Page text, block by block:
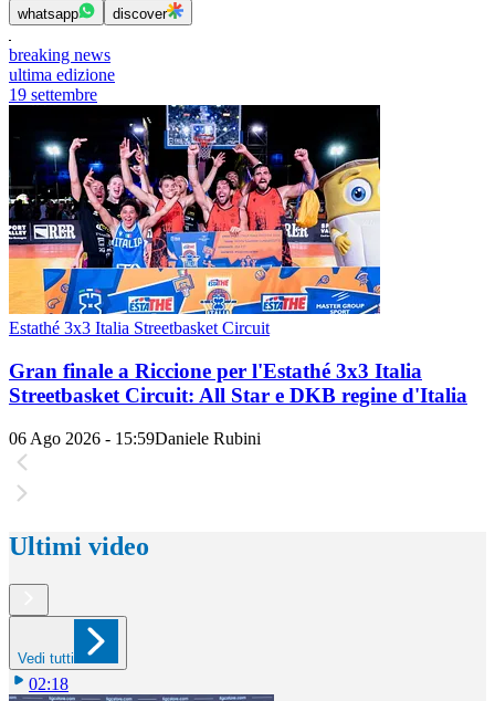
whatsapp discover
breaking news
ultima edizione
19 settembre
Estathé 3x3 Italia Streetbasket Circuit
Gran finale a Riccione per l'Estathé 3x3 Italia
Streetbasket Circuit: All Star e DKB regine d'Italia
06 Ago 2026 - 15:59Daniele Rubini
Ultimi video
Vedi tutti
02:18